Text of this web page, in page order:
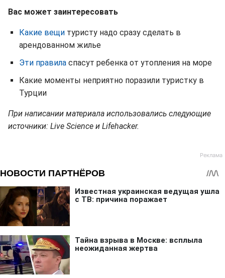
Вас может заинтересовать
Какие вещи туристу надо сразу сделать в
арендованном жилье
Эти правила спасут ребенка от утопления на море
Какие моменты неприятно поразили туристку в
Турции
При написании материала использовались следующие
источники: Live Science и Lifehacker.